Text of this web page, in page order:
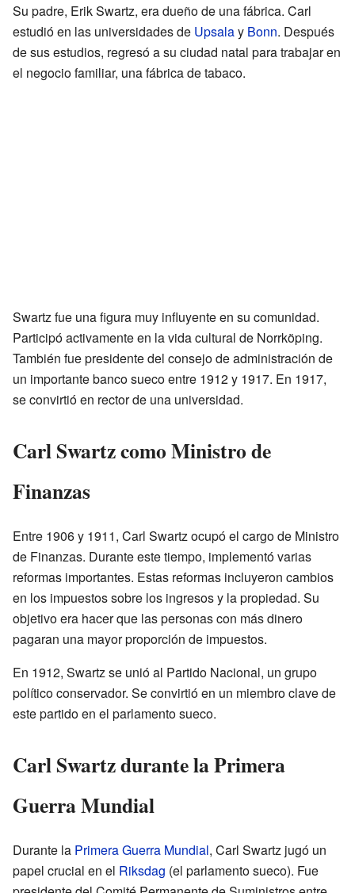
Su padre, Erik Swartz, era dueño de una fábrica. Carl
estudió en las universidades de Upsalay Bonn. Después
de sus estudios, regresó a su ciudad natal para trabajar en
el negocio familiar, una fábrica de tabaco.
Swartz fue una figura muy influyente en su comunidad.
Participó activamente en la vida cultural de Norrköping.
También fue presidente del consejo de administración de
un importante banco sueco entre 1912 y 1917. En 1917,
se convirtió en rector de una universidad.
Carl Swartz como Ministro de
Finanzas
Entre 1906 y 1911, Carl Swartz ocupó el cargo de Ministro
de Finanzas. Durante este tiempo, implementó varias
reformas importantes. Estas reformas incluyeron cambios
en los impuestos sobre los ingresos y la propiedad. Su
objetivo era hacer que las personas con más dinero
pagaran una mayor proporción de impuestos.
En 1912, Swartz se unió al Partido Nacional, un grupo
político conservador. Se convirtió en un miembro clave de
este partido en el parlamento sueco.
Carl Swartz durante la Primera
Guerra Mundial
Durante la Primera Guerra Mundial, Carl Swartz jugó un
papel crucial en el Riksdag (el parlamento sueco). Fue